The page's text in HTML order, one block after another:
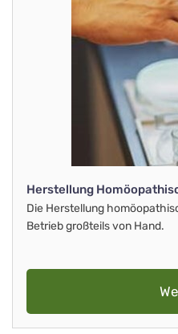
Herstellung
Die Herstellung
Betrieb großteils von Hand.